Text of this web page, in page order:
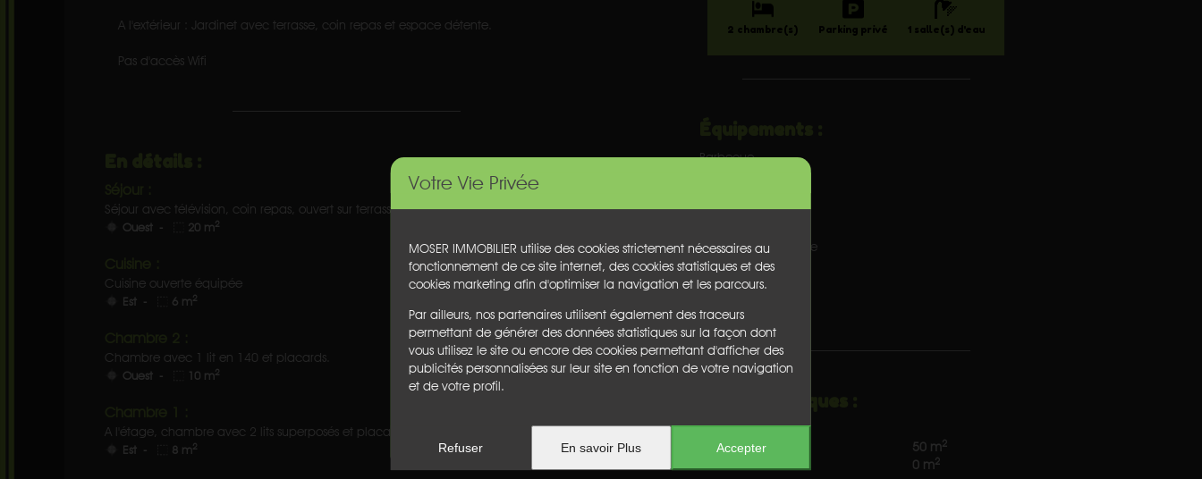
Votre Vie Privée
MOSER IMMOBILIER utilise des cookies strictement nécessaires au
fonctionnement de ce site internet, des cookies statistiques et des
cookies marketing afin d'optimiser la navigation et les parcours.
Par ailleurs, nos partenaires utilisent également des traceurs
permettant de générer des données statistiques sur la façon dont
vous utilisez le site ou encore des cookies permettant d'afficher des
publicités personnalisées sur leur site en fonction de votre navigation
et de votre profil.
Refuser En savoir Plus Accepter
A l'extérieur : Jardinet avec terrasse, coin repas et espace détente.
Pas d'accès Wifi
Séjour avec télévision, coin repas, ouvert sur terrasse et jardin
Ouest -
20 m2
Cuisine ouverte équipée
Est -
6 m2
Chambre avec 1 lit en 140 et placards.
Ouest -
10 m2
A l'étage, chambre avec 2 lits superposés et placards
Est -
8 m2
2 chambre(s) Parking privé 1 salle(s) d'eau
Barbecue
Lave-Linge
Machine à café filtre
Micro-ondes
Plaques à induction
Terrasse
2chambre(s)
Surface habitable :
50 m2
0 m2